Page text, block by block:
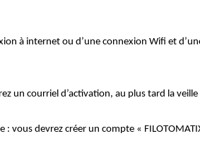
à internet ou d’une connexion Wifi et
un courriel d’activation, au plus tard la
vous devrez créer un compte «